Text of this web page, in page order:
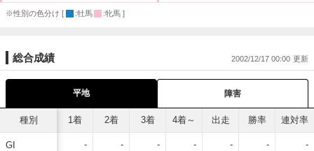
※性別の色分け [ :牡馬 :牝馬 ]
総合成績 2002/12/17 00:00
平地 障害
種別
GI
1着 2着 3着 4着～ 出走 勝率 連対率
- - - - - - -